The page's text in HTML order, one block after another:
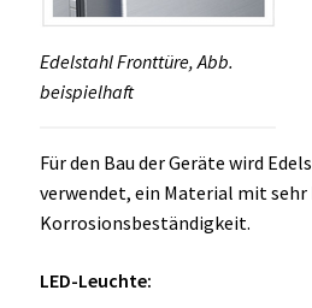
Edelstahl Fronttüre, Abb.
beispielhaft
Für den Bau der Geräte wird
verwendet, ein Material mit sehr
Korrosionsbeständigkeit.
LED-Leuchte: